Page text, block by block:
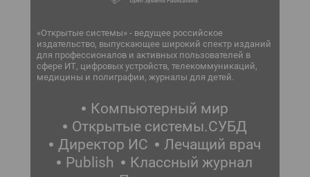
«Открытые системы» - ведущее российское
издательство, выпускающее широкий спектр изданий
для профессионалов и активных пользователей в
сфере ИТ, цифровых устройств, телекоммуникаций,
медицины и полиграфии, журналы для детей.
Компьютерный мир
Открытые системы.СУБД
Директор ИС
Лечащий врач
Publish
Классный журнал